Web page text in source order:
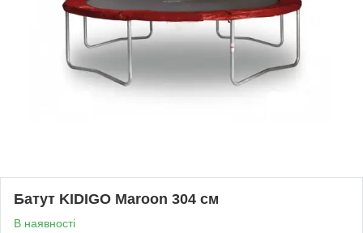
Батут KIDIGO Maroon 304 см
В наявності